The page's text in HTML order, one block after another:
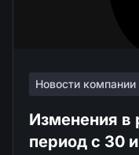
Новости компании
Изменения в
период с 30